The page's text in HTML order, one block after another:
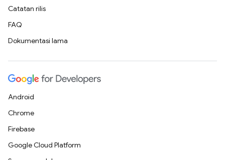
Catatan rilis
FAQ
Dokumentasi lama
Android
Chrome
Firebase
Google Cloud Platform